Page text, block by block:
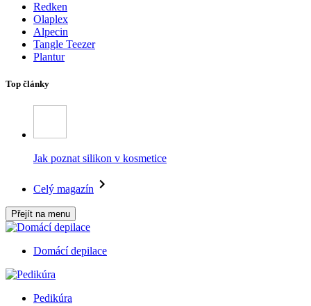
Redken
Olaplex
Alpecin
Tangle Teezer
Plantur
Top články
Jak poznat silikon v kosmetice
Celý magazín
Přejít na menu
Domácí depilace
Pedikúra